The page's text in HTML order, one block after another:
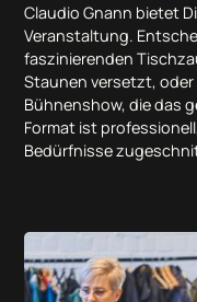
Claudio Gnann bietet
Veranstaltung.
faszinierenden
Staunen versetzt,
Bühnenshow, die das
Format ist
Bedürfnisse